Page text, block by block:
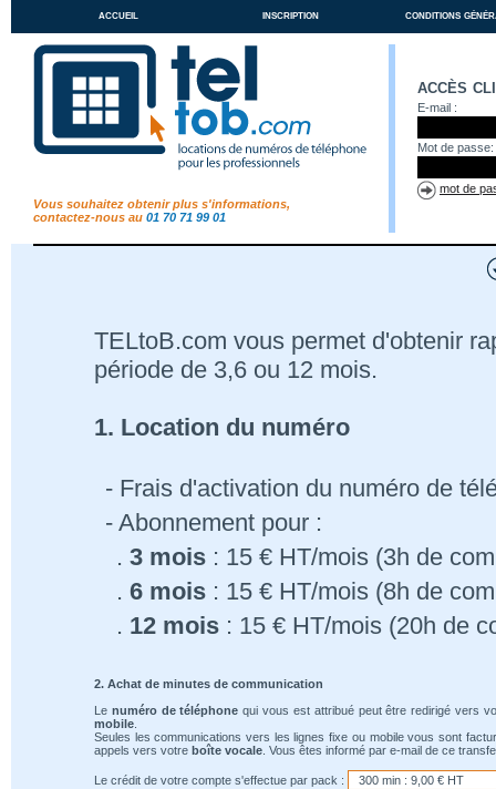
accueil inscription conditions
Vous souhaitez obtenir plus s'informations,
contactez-nous au 01 70 71 99 01
accès
E-mail :
Mot de passe:
mot de
TELtoB.com vous permet d'obtenir
période de 3,6 ou 12 mois.
1. Location du numéro
- Frais d'activation du numéro de
- Abonnement pour :
. 3 mois : 15 € HT/mois (3h de
. 6 mois : 15 € HT/mois (8h de
. 12 mois : 15 € HT/mois (20h de
2. Achat de minutes de communication
Le numéro de téléphone qui vous est attribué peut être redirigé vers
mobile
Seules les communications vers les lignes fixe ou mobile vous sont
appels vers votre boîte vocale . Vous êtes informé par e-mail de ce
Le crédit de votre compte s'effectue par pack :